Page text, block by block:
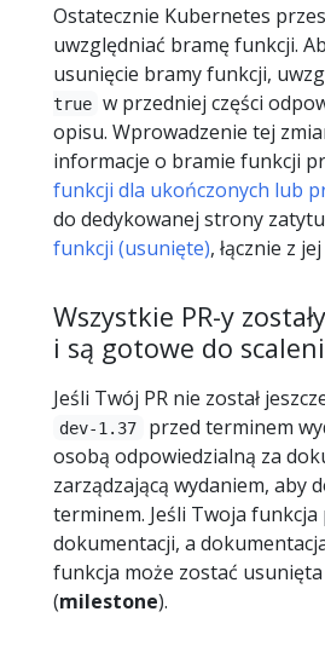
Ostatecznie Kubernetes
uwzględniać bramę funkcji.
usunięcie bramy funkcji,
true w przedniej części
opisu. Wprowadzenie tej
informacje o bramie funkcji
funkcji dla ukończonych lub
do dedykowanej strony
funkcji (usunięte), łącznie z
Wszystkie PR-y
i są gotowe do
Jeśli Twój PR nie został
dev-1.37
przed terminem
osobą odpowiedzialną za
zarządzającą wydaniem, aby
terminem. Jeśli Twoja
dokumentacji, a
funkcja może zostać
(milestone).